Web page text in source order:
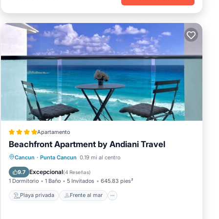
Apartamento
Beachfront Apartment by Andiani Travel
Cancun · Punta Cancun 0.19 mi al centro
9.7 Excepcional(4 Reseñas)
1 Dormitorio 1 Baño 5 Invitados 645.83 pies²
Playa privada Frente al mar
Playa privada
Frente al mar
Aparcamiento